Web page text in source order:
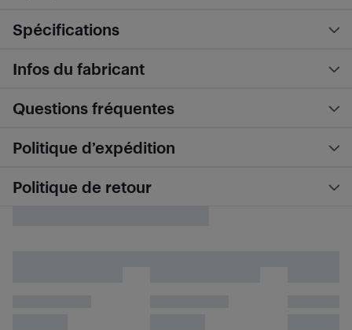
Spécifications
Infos du fabricant
Questions fréquentes
Politique d’expédition
Politique de retour